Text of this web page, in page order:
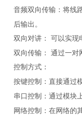
音频双向传输 ： 将线
后输出。
双向对讲 ：
可以实现
双向传输 ： 通过一对
控制方式：
按键控制： 直接通过
串口控制： 通过模块
网络控制： 在网络的